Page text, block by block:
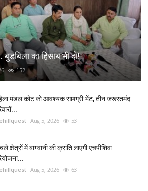
का हिसाब भी दो!
152
मंडल कोट को आवश्यक सामग्री भेंट, तीन जरूरतमंद
Aug 5, 2026 53
क्षेत्रों में बागवानी की क्रांति लाएगी एचपीशिवा
Aug 5, 2026 63